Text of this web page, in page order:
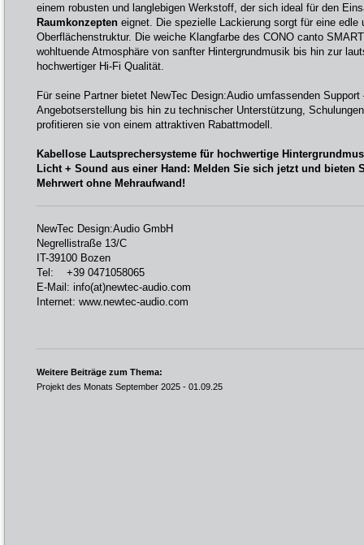
einem robusten und langlebigen Werkstoff, der sich ideal für den
Raumkonzepten eignet. Die spezielle Lackierung sorgt für eine edle
Oberflächenstruktur. Die weiche Klangfarbe des CONO canto
wohltuende Atmosphäre von sanfter Hintergrundmusik bis hin zur
hochwertiger Hi-Fi Qualität.
Für seine Partner bietet NewTec Design:Audio umfassenden
Angebotserstellung bis hin zu technischer Unterstützung,
profitieren sie von einem attraktiven Rabattmodell.
Kabellose Lautsprechersysteme für hochwertige
Licht + Sound aus einer Hand: Melden Sie sich jetzt und bieten
Mehrwert ohne Mehraufwand!
NewTec Design:Audio GmbH
Negrellistraße 13/C
IT-39100 Bozen
Tel: +39 0471058065
E-Mail: info(at)newtec-audio.com
Internet: www.newtec-audio.com
Weitere Beiträge zum Thema:
Projekt des Monats September 2025 - 01.09.25